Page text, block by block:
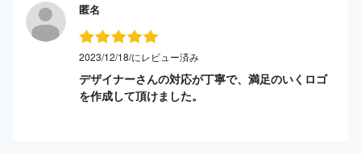
匿名
2023/12/18/にレビュー済み
デザイナーさんの対応が丁寧で、満足のいくロゴ
を作成して頂けました。